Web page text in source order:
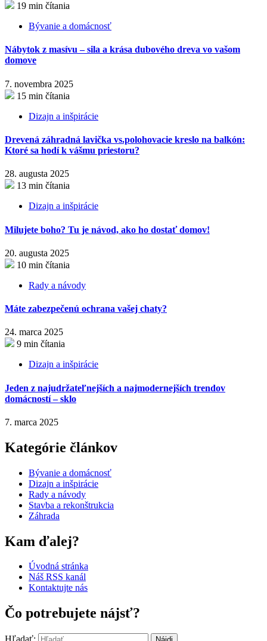
19 min čítania
Bývanie a domácnosť
Nábytok z masívu – sila a krása dubového dreva vo vašom
domove
7. novembra 2025
15 min čítania
Dizajn a inšpirácie
Drevená záhradná lavička vs.polohovacie kreslo na balkón:
Ktoré sa hodí k vášmu priestoru?
28. augusta 2025
13 min čítania
Dizajn a inšpirácie
Milujete boho? Tu je návod, ako ho dostať domov!
20. augusta 2025
10 min čítania
Rady a návody
Máte zabezpečenú ochrana vašej chaty?
24. marca 2025
9 min čítania
Dizajn a inšpirácie
Jeden z najudržateľnejších a najmodernejších trendov
domácností – sklo
7. marca 2025
Kategórie článkov
Bývanie a domácnosť
Dizajn a inšpirácie
Rady a návody
Stavba a rekonštrukcia
Záhrada
Kam ďalej?
Úvodná stránka
Náš RSS kanál
Kontaktujte nás
Čo potrebujete nájsť?